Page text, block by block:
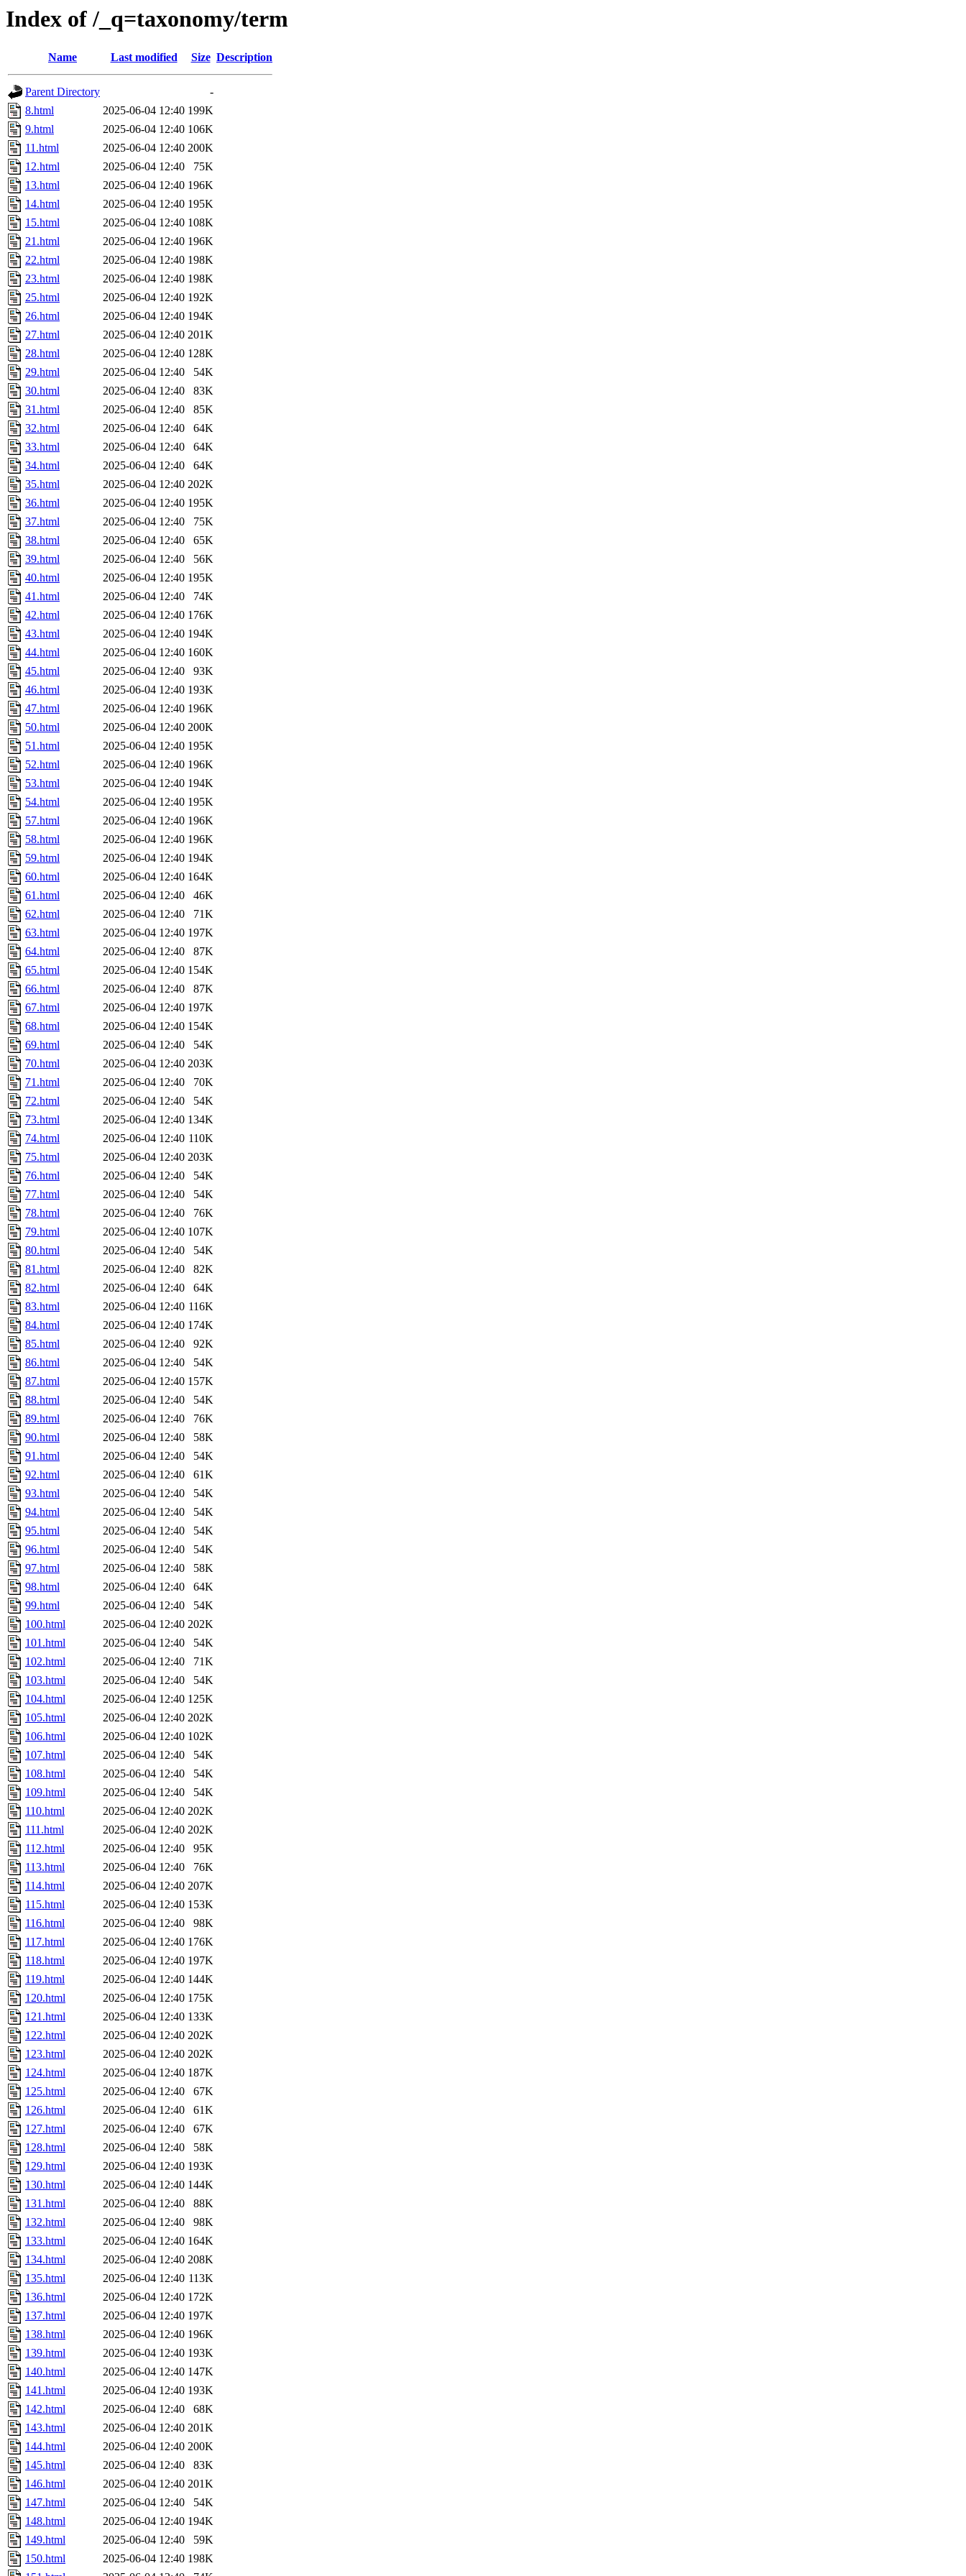
Index of /_q=taxonomy/term
Name Last modified Size Description
Parent Directory
-
8.html
2025-06-04 12:40 199K
9.html
2025-06-04 12:40 106K
11.html
2025-06-04 12:40 200K
12.html
2025-06-04 12:40
75K
13.html
2025-06-04 12:40 196K
14.html
2025-06-04 12:40 195K
15.html
2025-06-04 12:40 108K
21.html
2025-06-04 12:40 196K
22.html
2025-06-04 12:40 198K
23.html
2025-06-04 12:40 198K
25.html
2025-06-04 12:40 192K
26.html
2025-06-04 12:40 194K
27.html
2025-06-04 12:40 201K
28.html
2025-06-04 12:40 128K
29.html
2025-06-04 12:40
54K
30.html
2025-06-04 12:40
83K
31.html
2025-06-04 12:40
85K
32.html
2025-06-04 12:40
64K
33.html
2025-06-04 12:40
64K
34.html
2025-06-04 12:40
64K
35.html
2025-06-04 12:40 202K
36.html
2025-06-04 12:40 195K
37.html
2025-06-04 12:40
75K
38.html
2025-06-04 12:40
65K
39.html
2025-06-04 12:40
56K
40.html
2025-06-04 12:40 195K
41.html
2025-06-04 12:40
74K
42.html
2025-06-04 12:40 176K
43.html
2025-06-04 12:40 194K
44.html
2025-06-04 12:40 160K
45.html
2025-06-04 12:40
93K
46.html
2025-06-04 12:40 193K
47.html
2025-06-04 12:40 196K
50.html
2025-06-04 12:40 200K
51.html
2025-06-04 12:40 195K
52.html
2025-06-04 12:40 196K
53.html
2025-06-04 12:40 194K
54.html
2025-06-04 12:40 195K
57.html
2025-06-04 12:40 196K
58.html
2025-06-04 12:40 196K
59.html
2025-06-04 12:40 194K
60.html
2025-06-04 12:40 164K
61.html
2025-06-04 12:40
46K
62.html
2025-06-04 12:40
71K
63.html
2025-06-04 12:40 197K
64.html
2025-06-04 12:40
87K
65.html
2025-06-04 12:40 154K
66.html
2025-06-04 12:40
87K
67.html
2025-06-04 12:40 197K
68.html
2025-06-04 12:40 154K
69.html
2025-06-04 12:40
54K
70.html
2025-06-04 12:40 203K
71.html
2025-06-04 12:40
70K
72.html
2025-06-04 12:40
54K
73.html
2025-06-04 12:40 134K
74.html
2025-06-04 12:40 110K
75.html
2025-06-04 12:40 203K
76.html
2025-06-04 12:40
54K
77.html
2025-06-04 12:40
54K
78.html
2025-06-04 12:40
76K
79.html
2025-06-04 12:40 107K
80.html
2025-06-04 12:40
54K
81.html
2025-06-04 12:40
82K
82.html
2025-06-04 12:40
64K
83.html
2025-06-04 12:40 116K
84.html
2025-06-04 12:40 174K
85.html
2025-06-04 12:40
92K
86.html
2025-06-04 12:40
54K
87.html
2025-06-04 12:40 157K
88.html
2025-06-04 12:40
54K
89.html
2025-06-04 12:40
76K
90.html
2025-06-04 12:40
58K
91.html
2025-06-04 12:40
54K
92.html
2025-06-04 12:40
61K
93.html
2025-06-04 12:40
54K
94.html
2025-06-04 12:40
54K
95.html
2025-06-04 12:40
54K
96.html
2025-06-04 12:40
54K
97.html
2025-06-04 12:40
58K
98.html
2025-06-04 12:40
64K
99.html
2025-06-04 12:40
54K
100.html
2025-06-04 12:40 202K
101.html
2025-06-04 12:40
54K
102.html
2025-06-04 12:40
71K
103.html
2025-06-04 12:40
54K
104.html
2025-06-04 12:40 125K
105.html
2025-06-04 12:40 202K
106.html
2025-06-04 12:40 102K
107.html
2025-06-04 12:40
54K
108.html
2025-06-04 12:40
54K
109.html
2025-06-04 12:40
54K
110.html
2025-06-04 12:40 202K
111.html
2025-06-04 12:40 202K
112.html
2025-06-04 12:40
95K
113.html
2025-06-04 12:40
76K
114.html
2025-06-04 12:40 207K
115.html
2025-06-04 12:40 153K
116.html
2025-06-04 12:40
98K
117.html
2025-06-04 12:40 176K
118.html
2025-06-04 12:40 197K
119.html
2025-06-04 12:40 144K
120.html
2025-06-04 12:40 175K
121.html
2025-06-04 12:40 133K
122.html
2025-06-04 12:40 202K
123.html
2025-06-04 12:40 202K
124.html
2025-06-04 12:40 187K
125.html
2025-06-04 12:40
67K
126.html
2025-06-04 12:40
61K
127.html
2025-06-04 12:40
67K
128.html
2025-06-04 12:40
58K
129.html
2025-06-04 12:40 193K
130.html
2025-06-04 12:40 144K
131.html
2025-06-04 12:40
88K
132.html
2025-06-04 12:40
98K
133.html
2025-06-04 12:40 164K
134.html
2025-06-04 12:40 208K
135.html
2025-06-04 12:40 113K
136.html
2025-06-04 12:40 172K
137.html
2025-06-04 12:40 197K
138.html
2025-06-04 12:40 196K
139.html
2025-06-04 12:40 193K
140.html
2025-06-04 12:40 147K
141.html
2025-06-04 12:40 193K
142.html
2025-06-04 12:40
68K
143.html
2025-06-04 12:40 201K
144.html
2025-06-04 12:40 200K
145.html
2025-06-04 12:40
83K
146.html
2025-06-04 12:40 201K
147.html
2025-06-04 12:40
54K
148.html
2025-06-04 12:40 194K
149.html
2025-06-04 12:40
59K
150.html
2025-06-04 12:40 198K